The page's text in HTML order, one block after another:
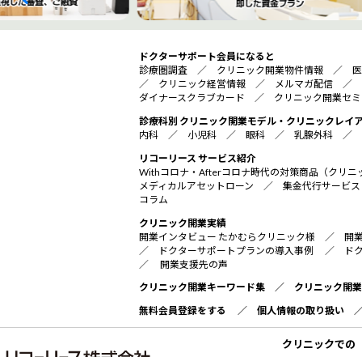
ドクターサポート会員になると
診療圏調査 ／ クリニック開業物件情報 ／
／ クリニック経営情報 ／ メルマガ配信 ／
ダイナースクラブカード ／ クリニック開業セ
診療科別 クリニック開業モデル・クリニックレイ
内科 ／ 小児科 ／ 眼科 ／ 乳腺外科 ／
リコーリース サービス紹介
Withコロナ・Afterコロナ時代の対策商品（クリニ
メディカルアセットローン ／ 集金代行サービス
コラム
クリニック開業実績
開業インタビュー たかむらクリニック様 ／ 開
／
ドクターサポートプランの導入事例 ／
ド
／ 開業支援先の声
クリニック開業キーワード集 ／ クリニック開
無料会員登録をする
／ 個人情報の取り扱い
クリニックでの